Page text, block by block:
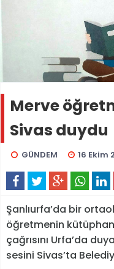
Merve
Sivas duydu
GÜNDEM 16 Ekim
Şanlıurfa’da bir
öğretmenin
çağrısını Urfa’da
sesini Sivas’ta